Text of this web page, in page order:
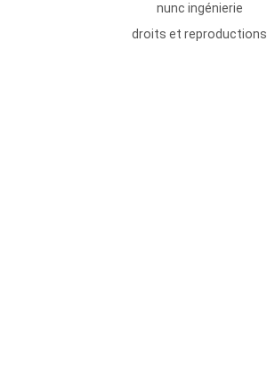
nunc ingénierie
droits et reproductions